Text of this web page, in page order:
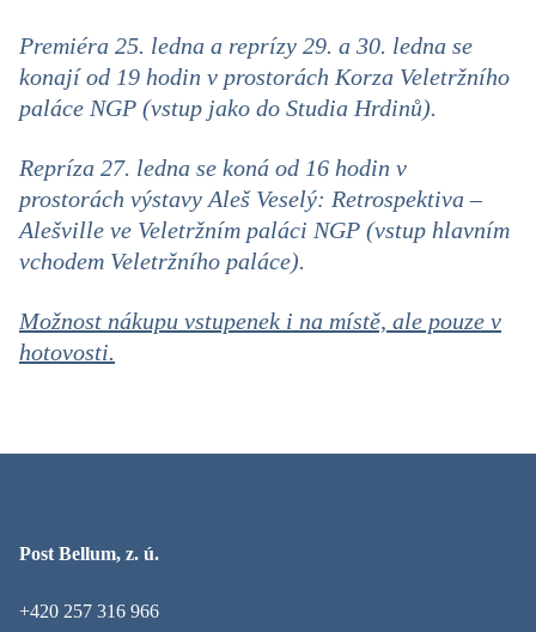
Premiéra 25. ledna a reprízy 29. a 30. ledna se
konají od 19 hodin v prostorách Korza Veletržního
paláce NGP (vstup jako do Studia Hrdinů).
Repríza 27. ledna se koná od 16 hodin v
prostorách výstavy Aleš Veselý: Retrospektiva –
Alešville ve Veletržním paláci NGP (vstup hlavním
vchodem Veletržního paláce).
Možnost nákupu vstupenek i na místě, ale pouze v
hotovosti.
Post Bellum, z. ú.
+420 257 316 966